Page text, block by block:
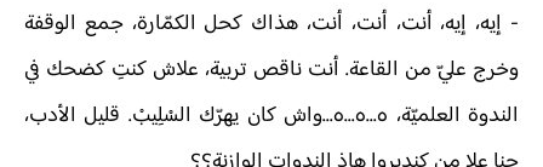
- إيه، إيه، أنت، أنت، أنت، هذاك كحل الكمّارة، جمع الوقفة
وخرج عليّ من القاعة. أنت ناقص تربية، علاش كنتِ كضحك في
الندوة العلميّة، ه...ه...ه...واش كان يهرّك السْلِيبْ. قليل الأدب،